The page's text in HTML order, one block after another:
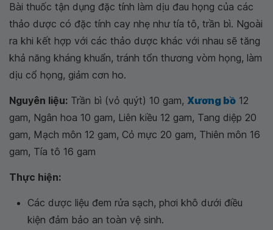
Bài thuốc tận dụng đặc tính làm dịu đau họng của các
thảo dược có đặc tính cay nhẹ như tía tô, trần bì. Ngoài
ra khi kết hợp với các thảo dược khác với nhau sẽ tăng
khả năng kháng khuẩn, tránh tổn thương vòm họng, làm
dịu cổ họng, giảm cơn ho.
Nguyên liệu: Trần bì (vỏ quýt) 10 gam, Xương bồ 12
gam, Ngân hoa 10 gam, Liên kiều 12 gam, Tang diệp 20
gam, Mạch môn 12 gam, Cỏ mực 20 gam, Thiên môn 16
gam, Tía tô 16 gam
Thực hiện:
Các dược liệu đem rửa sạch, phơi khô dưới điều
kiện đảm bảo an toàn vệ sinh.